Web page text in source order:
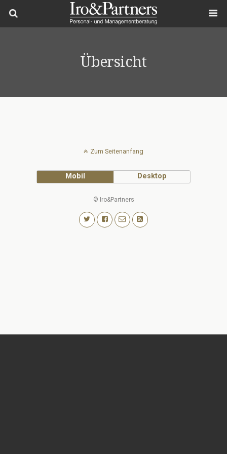
Übersicht
Zum Seitenanfang
Mobil Desktop
© Iro&Partners